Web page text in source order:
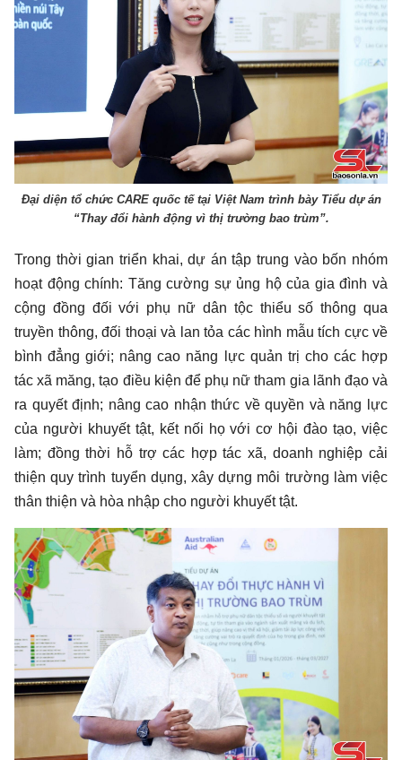
Đại diện tổ chức CARE quốc tế tại Việt Nam trình bày Tiểu dự án
“Thay đổi hành động vì thị trường bao trùm”.
Trong thời gian triển khai, dự án tập trung vào bốn nhóm
hoạt động chính: Tăng cường sự ủng hộ của gia đình và
cộng đồng đối với phụ nữ dân tộc thiểu số thông qua
truyền thông, đối thoại và lan tỏa các hình mẫu tích cực về
bình đẳng giới; nâng cao năng lực quản trị cho các hợp
tác xã măng, tạo điều kiện để phụ nữ tham gia lãnh đạo và
ra quyết định; nâng cao nhận thức về quyền và năng lực
của người khuyết tật, kết nối họ với cơ hội đào tạo, việc
làm; đồng thời hỗ trợ các hợp tác xã, doanh nghiệp cải
thiện quy trình tuyển dụng, xây dựng môi trường làm việc
thân thiện và hòa nhập cho người khuyết tật.